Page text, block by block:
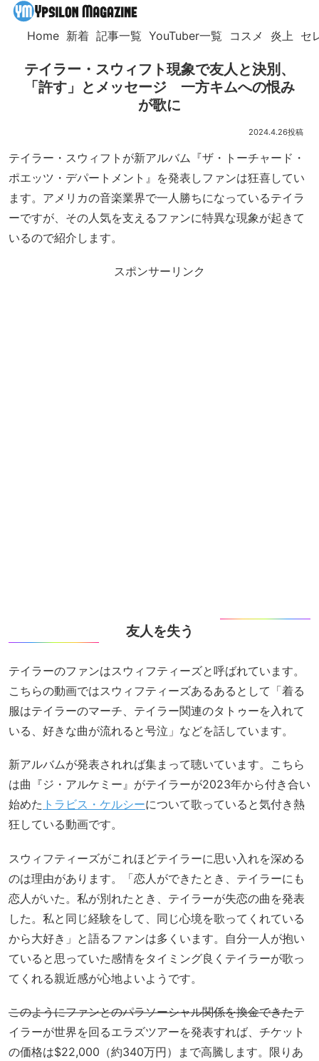
Home 新着 記事一覧 YouTuber一覧 コスメ 炎上 セ
テイラー・スウィフト現象で友人と決別、
「許す」とメッセージ 一方キムへの恨み
が歌に
2024.4.26
テイラー・スウィフトが新アルバム『ザ・トーチャード・
ポエッツ・デパートメント』を発表しファンは狂喜してい
ます。アメリカの音楽業界で一人勝ちになっているテイラ
ーですが、その人気を支えるファンに特異な現象が起きて
いるので紹介します。
スポンサーリンク
友人を失う
テイラーのファンはスウィフティーズと呼ばれています。
こちらの動画ではスウィフティーズあるあるとして「着る
服はテイラーのマーチ、テイラー関連のタトゥーを入れて
いる、好きな曲が流れると号泣」などを話しています。
新アルバムが発表されれば集まって聴いています。こちら
は曲『ジ・アルケミー』がテイラーが2023年から付き合い
始めた トラビス・ケルシーについて歌っていると気付き熱
狂している動画です。
スウィフティーズがこれほどテイラーに思い入れを深める
のは理由があります。「恋人ができたとき、テイラーにも
恋人がいた。私が別れたとき、テイラーが失恋の曲を発表
した。私と同じ経験をして、同じ心境を歌ってくれている
から大好き」と語るファンは多くいます。自分一人が抱い
ていると思っていた感情をタイミング良くテイラーが歌っ
てくれる親近感が心地よいようです。
このようにファンとのパラソーシャル関係を換金できたテ
イラーが世界を回るエラズツアーを発表すれば、チケット
の価格は$22,000（約340万円）まで高騰します。限りあ